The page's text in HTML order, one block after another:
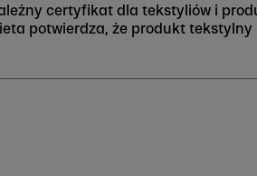
certyfikat dla tekstyliów i
potwierdza, że produkt